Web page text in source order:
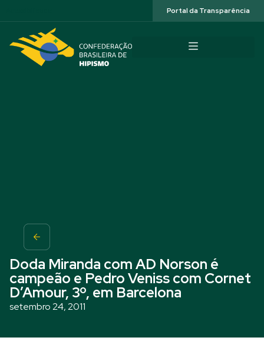
Portal da Transparência
Doda Miranda com AD Norson é
campeão e Pedro Veniss com Cornet
D’Amour, 3º, em Barcelona
setembro 24, 2011